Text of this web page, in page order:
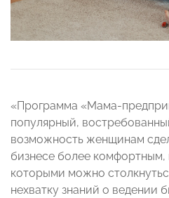
«Программа «Мама-
популярный,
возможность женщинам
бизнесе более комфортным,
которыми можно
нехватку знаний о ведении